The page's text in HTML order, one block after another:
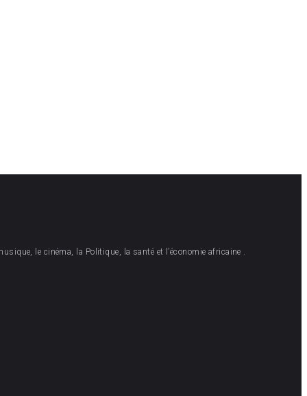
le cinéma, la Politique, la santé et l’économie africaine .